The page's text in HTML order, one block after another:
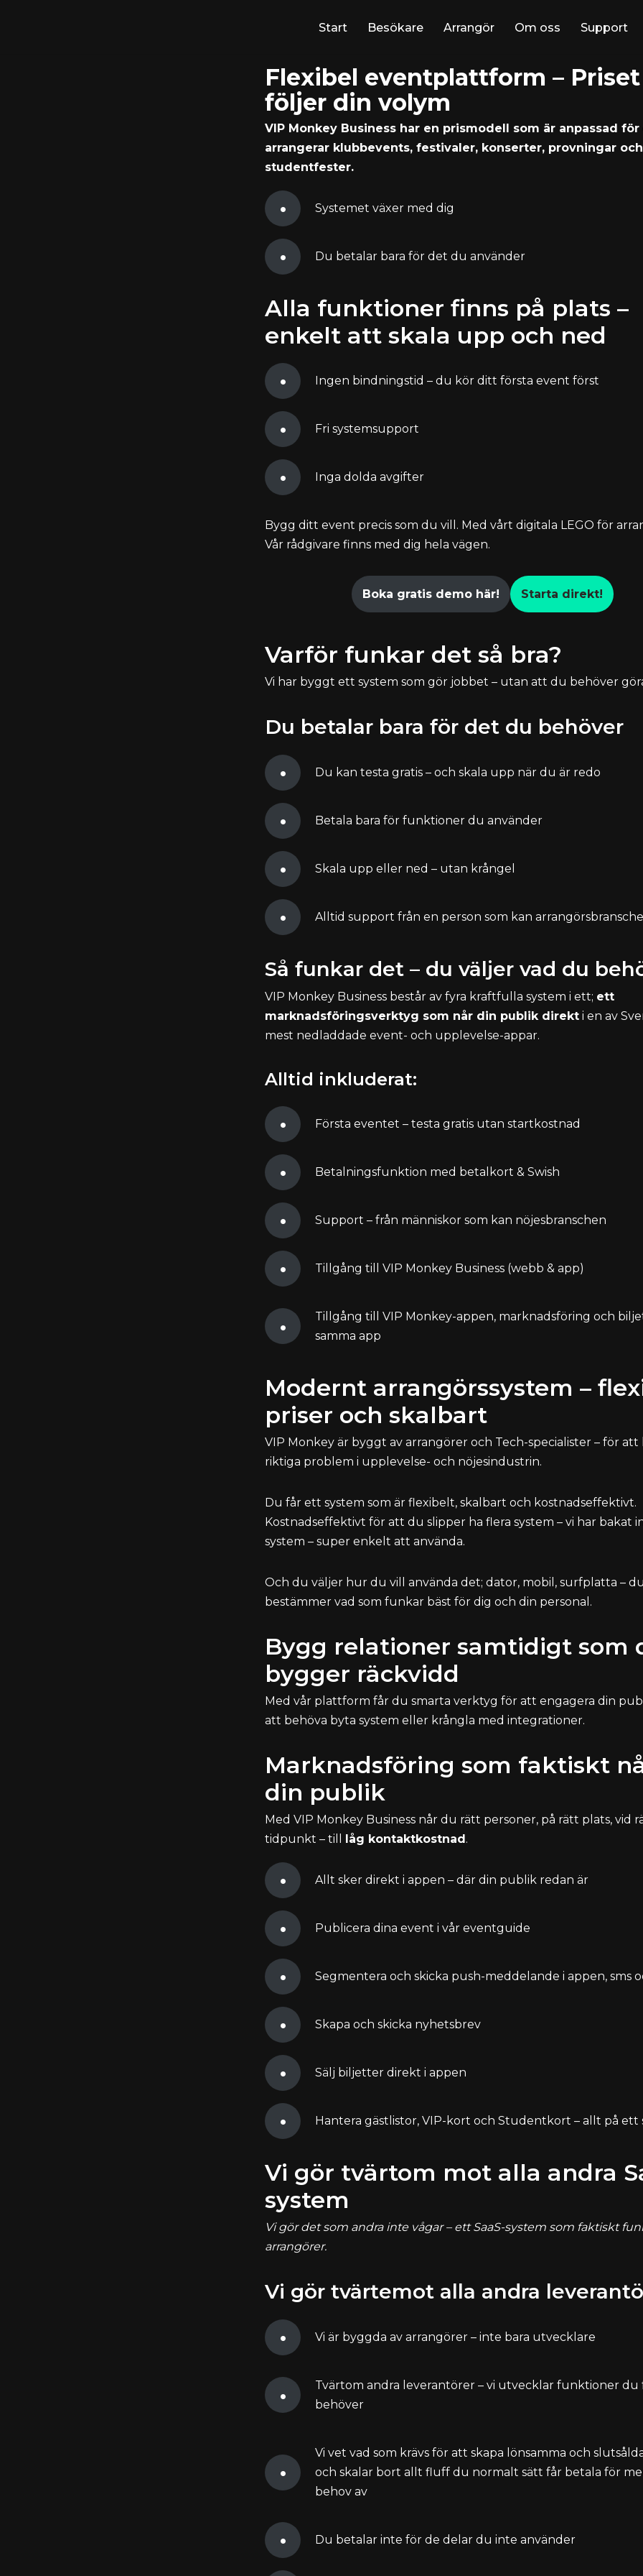
Start Besökare Arrangör Om oss Support
Flexibel eventplattform – Priset
följer din volym
VIP Monkey Business har en prismodell som är anpassad
arrangerar klubbevents, festivaler, konserter, provningar och
studentfester.
Systemet växer med dig
Du betalar bara för det du använder
Alla funktioner finns på plats –
enkelt att skala upp och ned
Ingen bindningstid – du kör ditt första event först
Fri systemsupport
Inga dolda avgifter
Bygg ditt event precis som du vill. Med vårt digitala LEGO för
Vår rådgivare finns med dig hela vägen.
Boka gratis demo här! Starta direkt!
Varför funkar det så bra?
Vi har byggt ett system som gör jobbet – utan att du behöver
Du betalar bara för det du behöver
Du kan testa gratis – och skala upp när du är redo
Betala bara för funktioner du använder
Skala upp eller ned – utan krångel
Alltid support från en person som kan
Så funkar det – du väljer vad du
VIP Monkey Business består av fyra kraftfulla system i ett; ett
marknadsföringsverktyg som når din publik direkt i en av
mest nedladdade event- och upplevelse-appar.
Alltid inkluderat:
Första eventet – testa gratis utan startkostnad
Betalningsfunktion med betalkort & Swish
Support – från människor som kan nöjesbranschen
Tillgång till VIP Monkey Business (webb & app)
Tillgång till VIP Monkey-appen, marknadsföring och
samma app
Modernt arrangörssystem –
priser och skalbart
VIP Monkey är byggt av arrangörer och Tech-specialister – för att
riktiga problem i upplevelse- och nöjesindustrin.
Du får ett system som är flexibelt, skalbart och kostnadseffektivt.
Kostnadseffektivt för att du slipper ha flera system – vi har bakat
system – super enkelt att använda.
Och du väljer hur du vill använda det; dator, mobil, surfplatta – du
bestämmer vad som funkar bäst för dig och din personal.
Bygg relationer samtidigt som
bygger räckvidd
Med vår plattform får du smarta verktyg för att engagera din
att behöva byta system eller krångla med integrationer.
Marknadsföring som faktiskt
din publik
Med VIP Monkey Business når du rätt personer, på rätt plats, vid
tidpunkt – till låg kontaktkostnad.
Allt sker direkt i appen – där din publik redan är
Publicera dina event i vår eventguide
Segmentera och skicka push-meddelande i appen, sms
Skapa och skicka nyhetsbrev
Sälj biljetter direkt i appen
Hantera gästlistor, VIP-kort och Studentkort – allt på ett
Vi gör tvärtom mot alla andra
system
Vi gör det som andra inte vågar – ett SaaS-system som faktiskt
arrangörer.
Vi gör tvärtemot alla andra
Vi är byggda av arrangörer – inte bara utvecklare
Tvärtom andra leverantörer – vi utvecklar funktioner du
behöver
Vi vet vad som krävs för att skapa lönsamma och
och skalar bort allt fluff du normalt sätt får betala för
behov av
Du betalar inte för de delar du inte använder